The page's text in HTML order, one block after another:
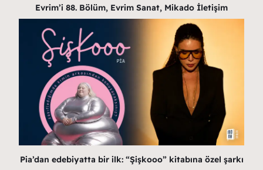
Evrim’i 88. Bölüm, Evrim Sanat, Mikado İletişim
Pia’dan edebiyatta bir ilk: “Şişkooo” kitabına özel şarkı